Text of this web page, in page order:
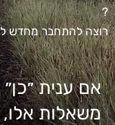
?
רוצה להתחבר מחדש
אם ענית
משאלות